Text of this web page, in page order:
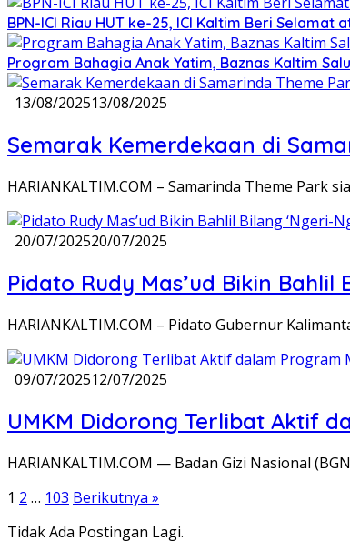
BPN-ICI Riau HUT ke-25, ICI Kaltim Beri Selamat
Program Bahagia Anak Yatim, Baznas Kaltim
13/08/202513/08/2025
Semarak Kemerdekaan di
HARIANKALTIM.COM – Samarinda Theme Park
20/07/202520/07/2025
Pidato Rudy Mas’ud Bikin
HARIANKALTIM.COM – Pidato Gubernur
09/07/202512/07/2025
UMKM Didorong Terlibat Aktif
HARIANKALTIM.COM — Badan Gizi Nasional
Paginasi
pos
1 2 … 103 Berikutnya »
Tidak Ada Postingan Lagi.